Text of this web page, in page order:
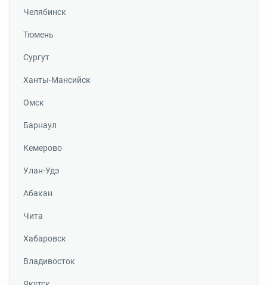
Челябинск
Тюмень
Сургут
Ханты-Мансийск
Омск
Барнаул
Кемерово
Улан-Удэ
Абакан
Чита
Хабаровск
Владивосток